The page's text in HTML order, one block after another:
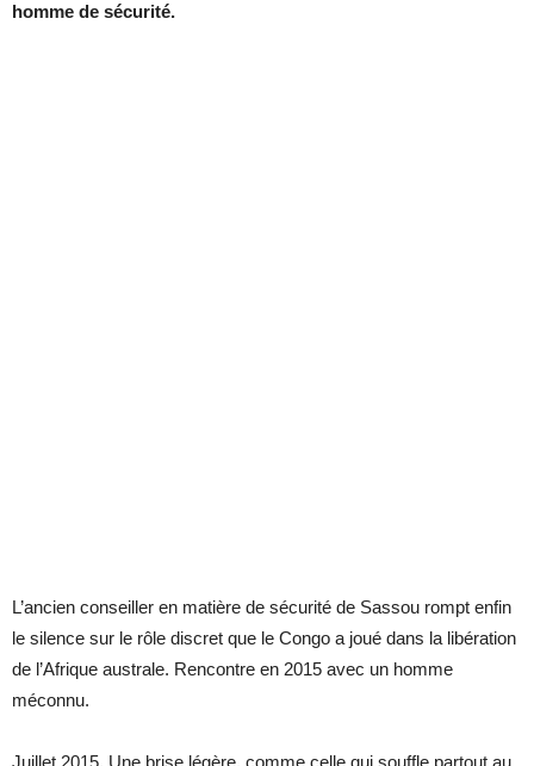
homme de sécurité.
L’ancien conseiller en matière de sécurité de Sassou rompt enfin
le silence sur le rôle discret que le Congo a joué dans la libération
de l’Afrique australe. Rencontre en 2015 avec un homme
méconnu.